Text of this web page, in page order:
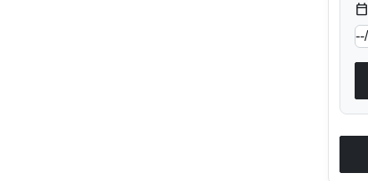
calendar_today